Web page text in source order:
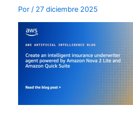
Por/ 27 diciembre 2025